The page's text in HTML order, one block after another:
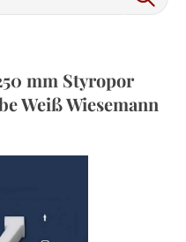
mm Styropor
Weiß Wiesemann